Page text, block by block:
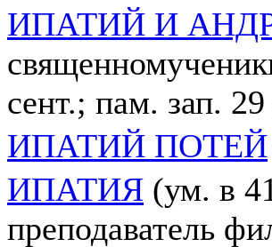
ИПАТИЙ И
сент.; пам. зап. 29
ИПАТИЙ ПОТЕЙ
ИПАТИЯ (ум. в
преподаватель